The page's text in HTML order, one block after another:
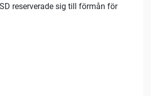
reserverade sig till förmån för